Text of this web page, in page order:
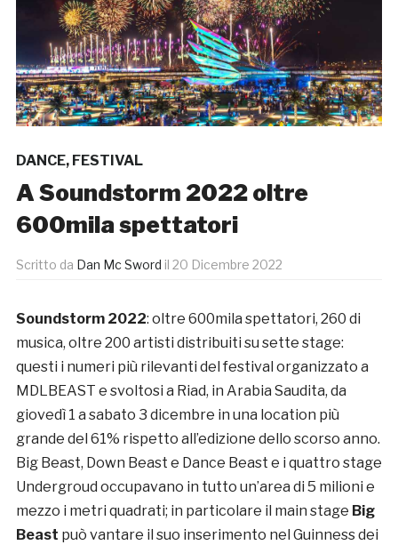
DANCE, FESTIVAL
A Soundstorm 2022 oltre
600mila spettatori
Scritto da Dan Mc Sword il 20 Dicembre 2022
Soundstorm 2022: oltre 600mila spettatori, 260 di
musica, oltre 200 artisti distribuiti su sette stage:
questi i numeri più rilevanti del festival organizzato a
MDLBEAST e svoltosi a Riad, in Arabia Saudita, da
giovedì 1 a sabato 3 dicembre in una location più
grande del 61% rispetto all’edizione dello scorso anno.
Big Beast, Down Beast e Dance Beast e i quattro stage
Undergroud occupavano in tutto un’area di 5 milioni e
mezzo i metri quadrati; in particolare il main stage Big
Beast può vantare il suo inserimento nel Guinness dei